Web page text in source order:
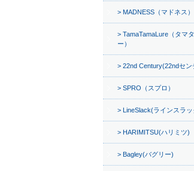
MADNESS（マドネス）
TamaTamaLure（タマ
ー）
22nd Century(22ndセン
SPRO（スプロ）
LineSlack(ラインスラッ
HARIMITSU(ハリミツ)
Bagley(バグリー)